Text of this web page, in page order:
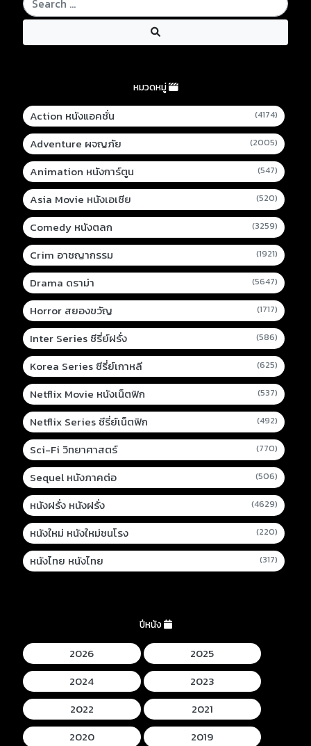
หมวดหมู่
Action หนังแอคชั่น (4174)
Adventure ผจญภัย (2005)
Animation หนังการ์ตูน (547)
Asia Movie หนังเอเชีย (520)
Comedy หนังตลก (3259)
Crim อาชญากรรม (1921)
Drama ดราม่า (5647)
Horror สยองขวัญ (1717)
Inter Series ซีรี่ย์ฝรั่ง (586)
Korea Series ซีรี่ย์เกาหลี (625)
Netflix Movie หนังเน็ตฟิก (537)
Netflix Series ซีรี่ย์เน็ตฟิก (492)
Sci-Fi วิทยาศาสตร์ (770)
Sequel หนังภาคต่อ (506)
หนังฝรั่ง หนังฝรั่ง (4629)
หนังใหม่ หนังใหม่ชนโรง (220)
หนังไทย หนังไทย (317)
ปีหนัง
2026
2025
2024
2023
2022
2021
2020
2019